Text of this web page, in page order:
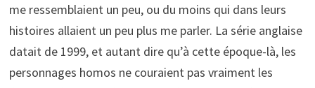
me ressemblaient un peu, ou du moins qui dans leurs
histoires allaient un peu plus me parler. La série anglaise
datait de 1999, et autant dire qu’à cette époque-là, les
personnages homos ne couraient pas vraiment les